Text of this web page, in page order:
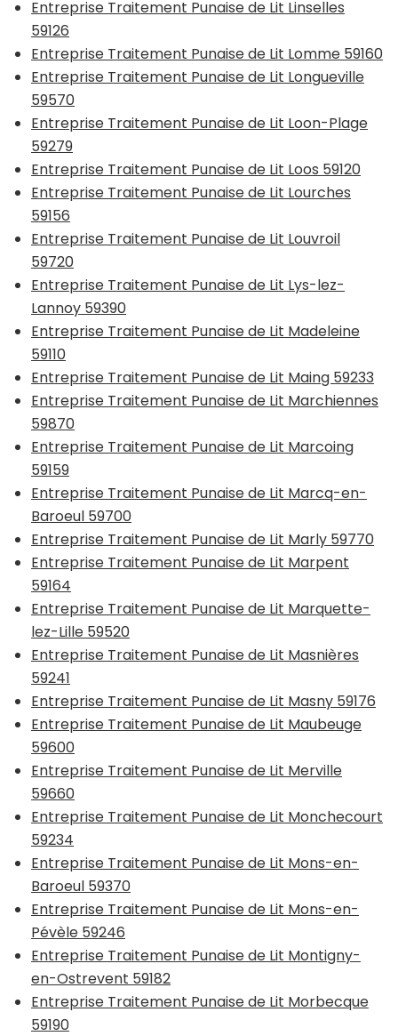
Entreprise Traitement Punaise de Lit Linselles
59126
Entreprise Traitement Punaise de Lit Lomme 59160
Entreprise Traitement Punaise de Lit Longueville
59570
Entreprise Traitement Punaise de Lit Loon-Plage
59279
Entreprise Traitement Punaise de Lit Loos 59120
Entreprise Traitement Punaise de Lit Lourches
59156
Entreprise Traitement Punaise de Lit Louvroil
59720
Entreprise Traitement Punaise de Lit Lys-lez-
Lannoy 59390
Entreprise Traitement Punaise de Lit Madeleine
59110
Entreprise Traitement Punaise de Lit Maing 59233
Entreprise Traitement Punaise de Lit Marchiennes
59870
Entreprise Traitement Punaise de Lit Marcoing
59159
Entreprise Traitement Punaise de Lit Marcq-en-
Baroeul 59700
Entreprise Traitement Punaise de Lit Marly 59770
Entreprise Traitement Punaise de Lit Marpent
59164
Entreprise Traitement Punaise de Lit Marquette-
lez-Lille 59520
Entreprise Traitement Punaise de Lit Masnières
59241
Entreprise Traitement Punaise de Lit Masny 59176
Entreprise Traitement Punaise de Lit Maubeuge
59600
Entreprise Traitement Punaise de Lit Merville
59660
Entreprise Traitement Punaise de Lit Monchecourt
59234
Entreprise Traitement Punaise de Lit Mons-en-
Baroeul 59370
Entreprise Traitement Punaise de Lit Mons-en-
Pévèle 59246
Entreprise Traitement Punaise de Lit Montigny-
en-Ostrevent 59182
Entreprise Traitement Punaise de Lit Morbecque
59190